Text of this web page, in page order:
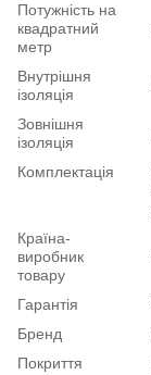
Потужність на
квадратний
метр
Внутрішня
ізоляція
Зовнішня
ізоляція
Комплектація
Країна-
виробник
товару
Гарантія
Бренд
Покриття